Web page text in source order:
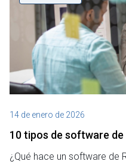
14 de enero de 2026
10 tipos de software de
¿Qué hace un software